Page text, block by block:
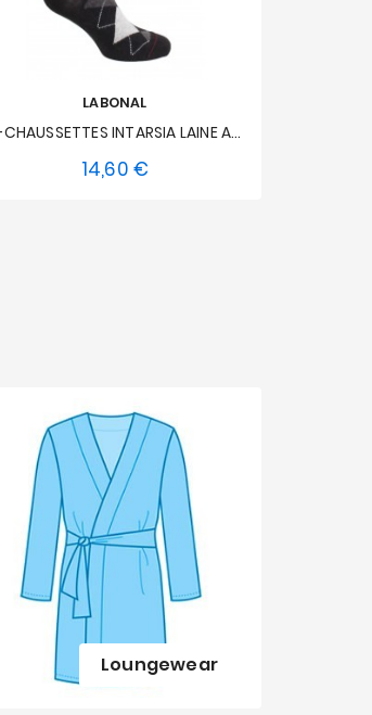
LABONAL
MI-CHAUSSETTES INTARSIA LAINE ANGORA - Seamless - Marrone Scuro
14,60 €
44-45
Loungewear